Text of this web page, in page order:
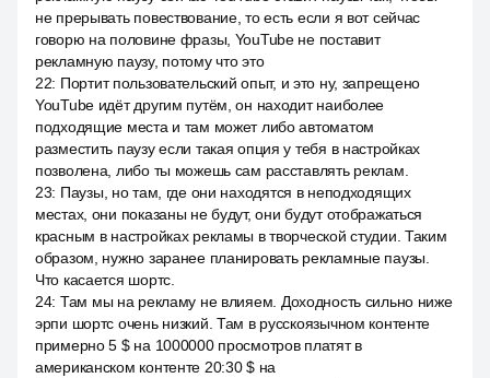
не прерывать повествование, то есть если я вот сейчас
говорю на половине фразы, YouTube не поставит
рекламную паузу, потому что это
22: Портит пользовательский опыт, и это ну, запрещено
YouTube идёт другим путём, он находит наиболее
подходящие места и там может либо автоматом
разместить паузу если такая опция у тебя в настройках
позволена, либо ты можешь сам расставлять реклам.
23: Паузы, но там, где они находятся в неподходящих
местах, они показаны не будут, они будут отображаться
красным в настройках рекламы в творческой студии. Таким
образом, нужно заранее планировать рекламные паузы.
Что касается шортс.
24: Там мы на рекламу не влияем. Доходность сильно ниже
эрпи шортс очень низкий. Там в русскоязычном контенте
примерно 5 $ на 1000000 просмотров платят в
американском контенте 20:30 $ на